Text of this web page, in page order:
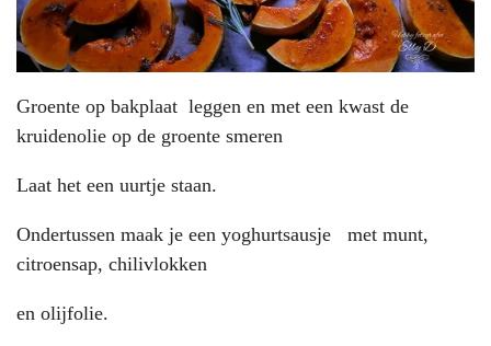
Groente op bakplaat leggen en met een kwast de
kruidenolie op de groente smeren
Laat het een uurtje staan.
Ondertussen maak je een yoghurtsausje met munt,
citroensap, chilivlokken
en olijfolie.